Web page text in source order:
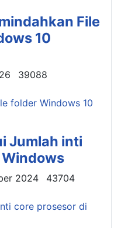
File
10
39088
Jumlah inti
2024 43704